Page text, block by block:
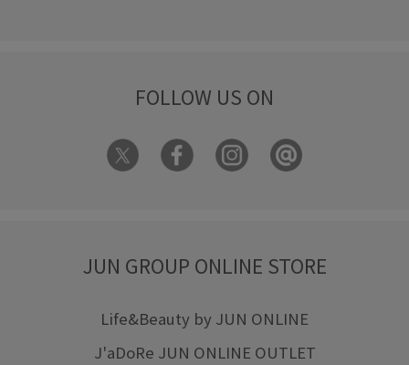
FOLLOW US ON
JUN GROUP ONLINE STORE
Life&Beauty by JUN ONLINE
J'aDoRe JUN ONLINE OUTLET